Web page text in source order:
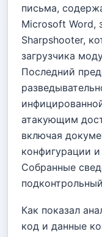
письма,
Microsoft Word,
Sharpshooter,
загрузчика
Последний
атакующим
включая
конфигурации
Собранные
Как показал
код и данные